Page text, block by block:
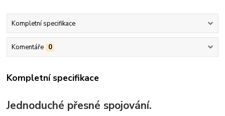
Kompletní specifikace
Komentáře 0
Kompletní specifikace
Jednoduché přesné spojování.